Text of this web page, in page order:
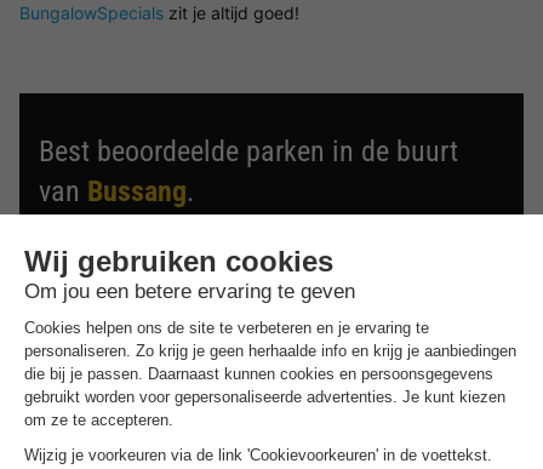
BungalowSpecials zit je altijd goed!
Best beoordeelde parken in de buurt
van Bussang.
die door onze gasten als beste zijn beoordeeld